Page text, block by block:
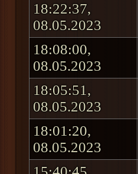
18:22:37,
08.05.2023
18:08:00,
08.05.2023
18:05:51,
08.05.2023
18:01:20,
08.05.2023